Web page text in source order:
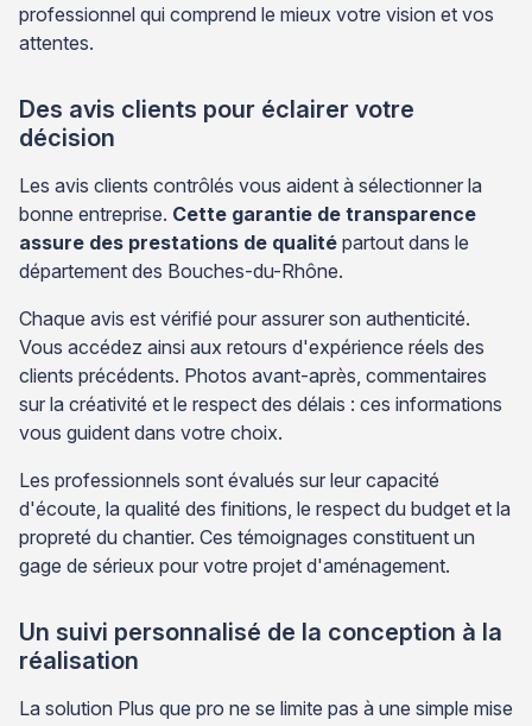
professionnel qui comprend le mieux votre vision et vos
attentes.
Des avis clients pour éclairer votre
décision
Les avis clients contrôlés vous aident à sélectionner la
bonne entreprise. Cette garantie de transparence
assure des prestations de qualité partout dans le
département des Bouches-du-Rhône.
Chaque avis est vérifié pour assurer son authenticité.
Vous accédez ainsi aux retours d'expérience réels des
clients précédents. Photos avant-après, commentaires
sur la créativité et le respect des délais : ces informations
vous guident dans votre choix.
Les professionnels sont évalués sur leur capacité
d'écoute, la qualité des finitions, le respect du budget et la
propreté du chantier. Ces témoignages constituent un
gage de sérieux pour votre projet d'aménagement.
Un suivi personnalisé de la conception à la
réalisation
La solution Plus que pro ne se limite pas à une simple mise